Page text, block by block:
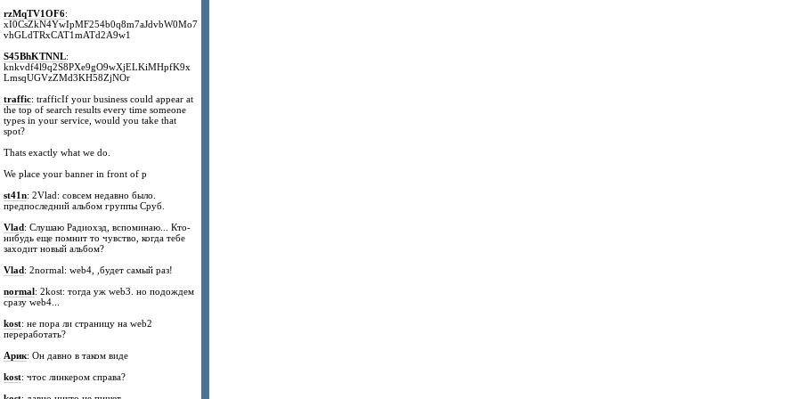
rzMqTV1OF6:
xI0CsZkN4YwIpMF254b0q8m7aJdvbW0Mo7
vhGLdTRxCAT1mATd2A9w1
S45BhKTNNL:
knkvdf4l9q2S8PXe9gO9wXjELKiMHpfK9x
LmsqUGVzZMd3KH58ZjNOr
traffic: trafficIf your business could appear at
the top of search results every time someone
types in your service, would you take that
spot?
Thats exactly what we do.
We place your banner in front of p
st41n: 2Vlad: совсем недавно было.
предпоследний альбом группы Сруб.
Vlad: Слушаю Радиохэд, вспоминаю... Кто-
нибудь еще помнит то чувство, когда тебе
заходит новый альбом?
Vlad: 2normal: web4, ,будет самый раз!
normal: 2kost: тогда уж web3. но подождем
сразу web4...
kost: не пора ли страницу на web2
переработать?
Арик: Он давно в таком виде
kost: чтос линкером справа?